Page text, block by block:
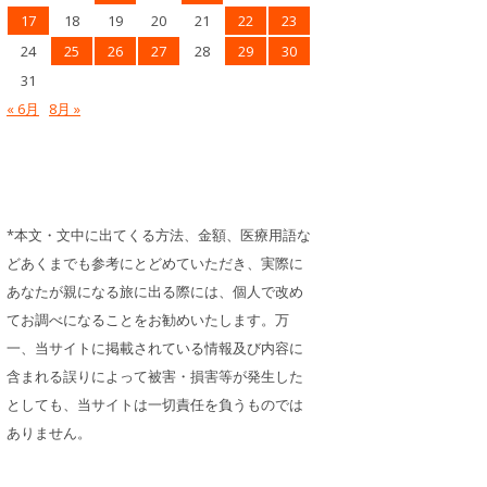
17
18 19 20 21 22
23
24
25 26 27 28 29
30
31
« 6月
8月 »
*本文・文中に出てくる方法、金額、医療用語な
どあくまでも参考にとどめていただき、実際に
あなたが親になる旅に出る際には、個人で改め
てお調べになることをお勧めいたします。万
一、当サイトに掲載されている情報及び内容に
含まれる誤りによって被害・損害等が発生した
としても、当サイトは一切責任を負うものでは
ありません。